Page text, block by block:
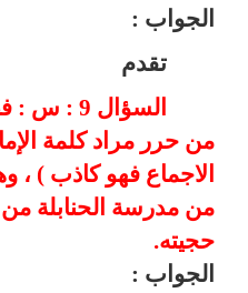
الجواب :
تقدم
السؤال
من حرر مراد كلمة
الاجماع فهو كاذب ) ،
من مدرسة الحنابلة من
حجيته.
الجواب :